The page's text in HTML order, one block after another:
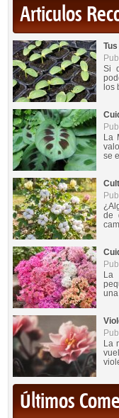
Articulos
Si
los
La
se
de
La
La
Últimos